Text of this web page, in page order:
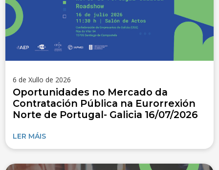
6 de Xullo de 2026
Oportunidades no Mercado da
Contratación Pública na Eurorrexión
Norte de Portugal- Galicia 16/07/2026
LER MÁIS